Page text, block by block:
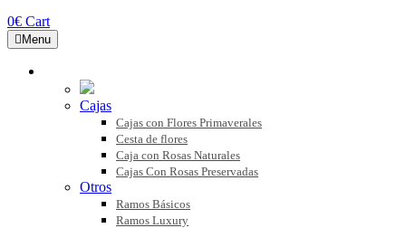
0€ Cart
Menu
Cajas
Cajas con Flores Primaverales
Cesta de flores
Caja con Rosas Naturales
Cajas Con Rosas Preservadas
Otros
Ramos Básicos
Ramos Luxury